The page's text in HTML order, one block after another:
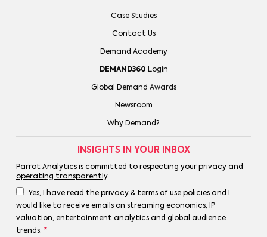
Case Studies
Contact Us
Demand Academy
DEMAND360 Login
Global Demand Awards
Newsroom
Why Demand?
INSIGHTS IN YOUR INBOX
Parrot Analytics is committed to respecting your privacyand
operating transparently.
Yes, I have read the privacy & terms of use policies and I
would like to receive emails on streaming economics, IP
valuation, entertainment analytics and global audience
trends. *